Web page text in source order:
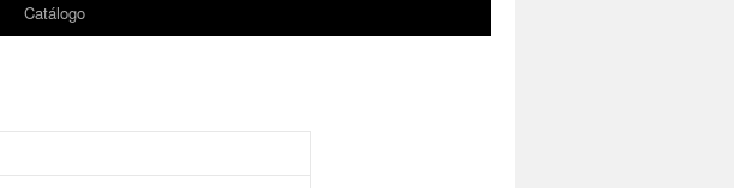
Catálogo